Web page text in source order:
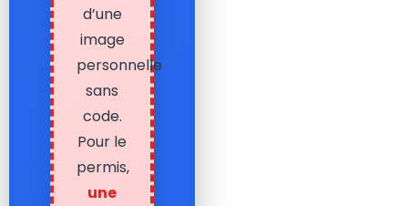
d’une
image
personnelle
sans
code.
Pour le
permis,
une